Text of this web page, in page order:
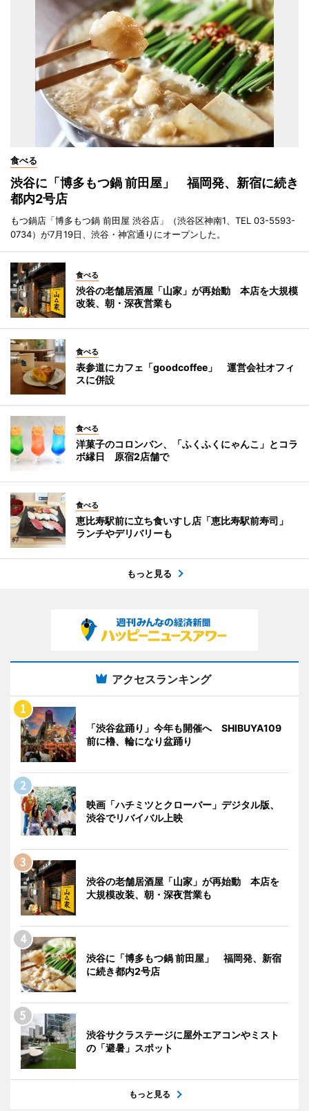
食べる
渋谷に「博多もつ鍋 前田屋」 福岡発、新宿に続き
都内2号店
もつ鍋店「博多もつ鍋 前田屋 渋谷店」（渋谷区神南1、TEL 03-5593-
0734）が7月19日、渋谷・神宮通りにオープンした。
食べる
渋谷の老舗居酒屋「山家」が再始動 本店を大規模
改装、朝・深夜営業も
食べる
表参道にカフェ「goodcoffee」 運営会社オフィ
スに併設
食べる
洋菓子のコロンバン、「ふくふくにゃんこ」とコラ
ボ縁日 原宿2店舗で
食べる
恵比寿駅前に立ち食いすし店「恵比寿駅前寿司」
ランチやデリバリーも
もっと見る
アクセスランキング
「渋谷盆踊り」今年も開催へ SHIBUYA109
前に櫓、輪になり盆踊り
映画「ハチミツとクローバー」デジタル版、
渋谷でリバイバル上映
渋谷の老舗居酒屋「山家」が再始動 本店を
大規模改装、朝・深夜営業も
渋谷に「博多もつ鍋 前田屋」 福岡発、新宿
に続き都内2号店
渋谷サクラステージに屋外エアコンやミスト
の「避暑」スポット
もっと見る